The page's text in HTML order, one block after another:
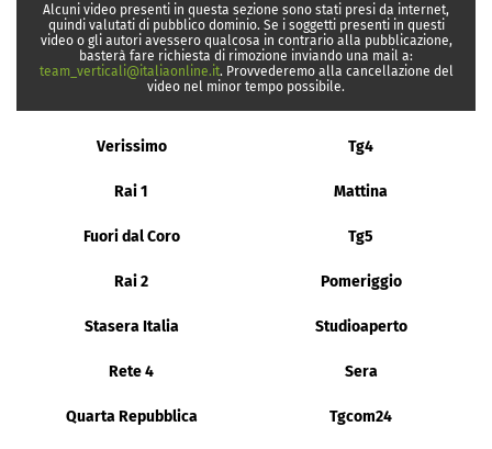
Alcuni video presenti in questa sezione sono stati presi da internet,
quindi valutati di pubblico dominio. Se i soggetti presenti in questi
video o gli autori avessero qualcosa in contrario alla pubblicazione,
basterà fare richiesta di rimozione inviando una mail a:
team_verticali@italiaonline.it. Provvederemo alla cancellazione del
video nel minor tempo possibile.
Verissimo Tg4
Rai 1 Mattina
Fuori dal Coro Tg5
Rai 2 Pomeriggio
Stasera Italia Studioaperto
Rete 4 Sera
Quarta Repubblica Tgcom24